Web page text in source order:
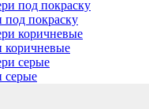
покраску
коричневые
серые